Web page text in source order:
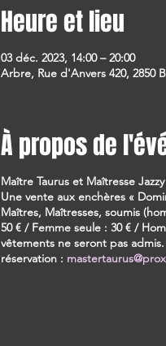
Heure et lieu
03 déc. 2023, 14:00 – 20:00
Arbre, Rue d'Anvers 420, 2850
À propos de
Maître Taurus et Maîtresse
Une vente aux enchères «
Maîtres, Maîtresses, soumis
50 € / Femme seule : 30 € /
vêtements ne seront pas admis.
réservation :